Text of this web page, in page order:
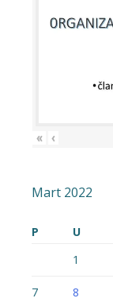
« ‹
Mart 2022
P U
1
7 8